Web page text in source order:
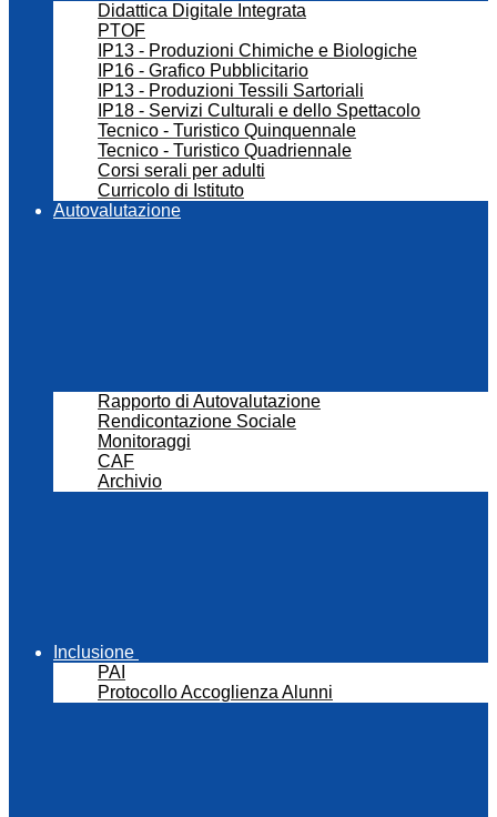
Didattica Digitale Integrata
PTOF
IP13 - Produzioni Chimiche e Biologiche
IP16 - Grafico Pubblicitario
IP13 - Produzioni Tessili Sartoriali
IP18 - Servizi Culturali e dello Spettacolo
Tecnico - Turistico Quinquennale
Tecnico - Turistico Quadriennale
Corsi serali per adulti
Curricolo di Istituto
Autovalutazione
Rapporto di Autovalutazione
Rendicontazione Sociale
Monitoraggi
CAF
Archivio
Inclusione
PAI
Protocollo Accoglienza Alunni